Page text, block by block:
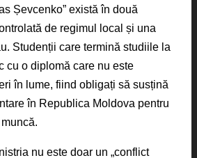
Șevcenko” există în două
de regimul local și una
Studenții care termină studiile la
cu o diplomă care nu este
în lume, fiind obligați să susțină
în Republica Moldova pentru
nu este doar un „conflict